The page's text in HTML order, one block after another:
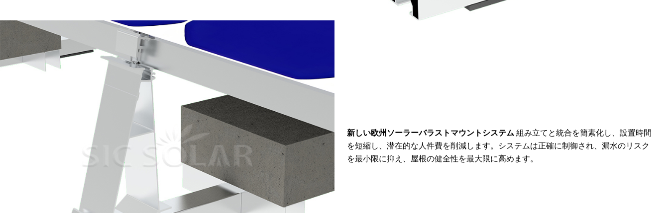
新しい欧州ソーラーバラストマウントシステム組み立てと統合を簡素化し、設置時間
を短縮し、潜在的な人件費を削減します。システムは正確に制御され、漏水のリスク
を最小限に抑え、屋根の健全性を最大限に高めます。